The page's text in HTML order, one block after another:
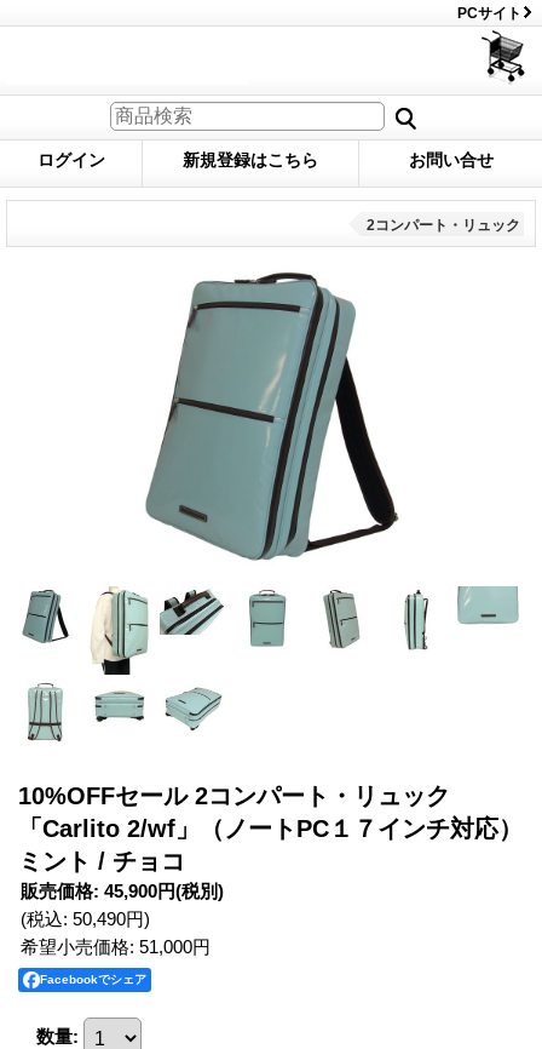
PCサイト
ログイン 新規登録はこちら お問い合せ
2コンパート・リュック
10%OFFセール 2コンパート・リュック
「Carlito 2/wf」（ノートPC１７インチ対応）
ミント / チョコ
販売価格: 45,900円(税別)
(税込: 50,490円)
希望小売価格: 51,000円
Facebookでシェア
数量: